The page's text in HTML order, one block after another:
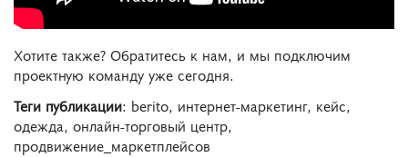
Хотите также? Обратитесь к нам, и мы подключим
проектную команду уже сегодня.
Теги публикации: berito, интернет-маркетинг, кейс,
одежда, онлайн-торговый центр,
продвижение_маркетплейсов